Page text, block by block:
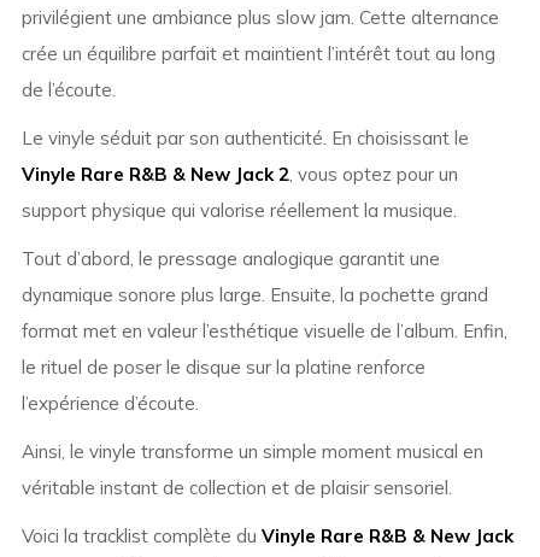
privilégient une ambiance plus slow jam. Cette alternance
crée un équilibre parfait et maintient l’intérêt tout au long
de l’écoute.
Le vinyle séduit par son authenticité. En choisissant le
Vinyle Rare R&B & New Jack 2, vous optez pour un
support physique qui valorise réellement la musique.
Tout d’abord, le pressage analogique garantit une
dynamique sonore plus large. Ensuite, la pochette grand
format met en valeur l’esthétique visuelle de l’album. Enfin,
le rituel de poser le disque sur la platine renforce
l’expérience d’écoute.
Ainsi, le vinyle transforme un simple moment musical en
véritable instant de collection et de plaisir sensoriel.
Voici la tracklist complète du Vinyle Rare R&B & New Jack